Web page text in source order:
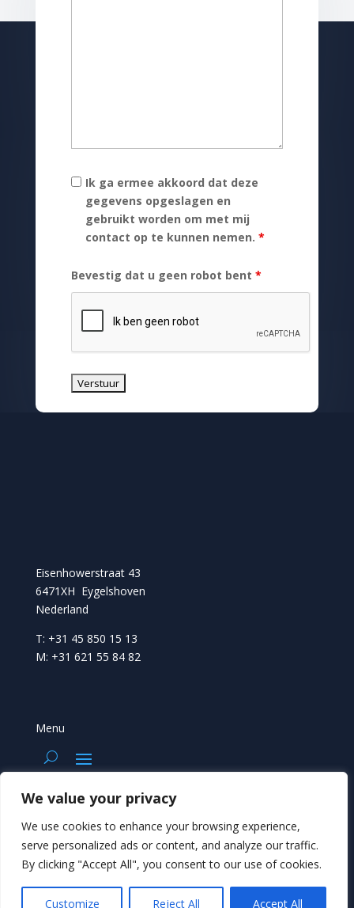
We value your privacy
We use cookies to enhance your browsing experience,
serve personalized ads or content, and analyze our traffic.
By clicking "Accept All", you consent to our use of cookies.
Customize Reject All Accept All
Ik ga ermee akkoord dat deze
gegevens opgeslagen en
gebruikt worden om met mij
contact op te kunnen nemen. *
Bevestig dat u geen robot bent *
Eisenhowerstraat 43
6471XH Eygelshoven
Nederland
T: +31 45 850 15 13
M: +31 621 55 84 82
Menu
LINKS
Anselbode
Fysiotherapie Eygelshoven